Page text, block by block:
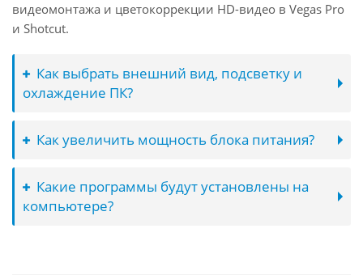
видеомонтажа и цветокоррекции HD-видео в Vegas Pro
и Shotcut.
Как выбрать внешний вид, подсветку и
охлаждение ПК?
Как увеличить мощность блока питания?
Какие программы будут установлены на
компьютере?